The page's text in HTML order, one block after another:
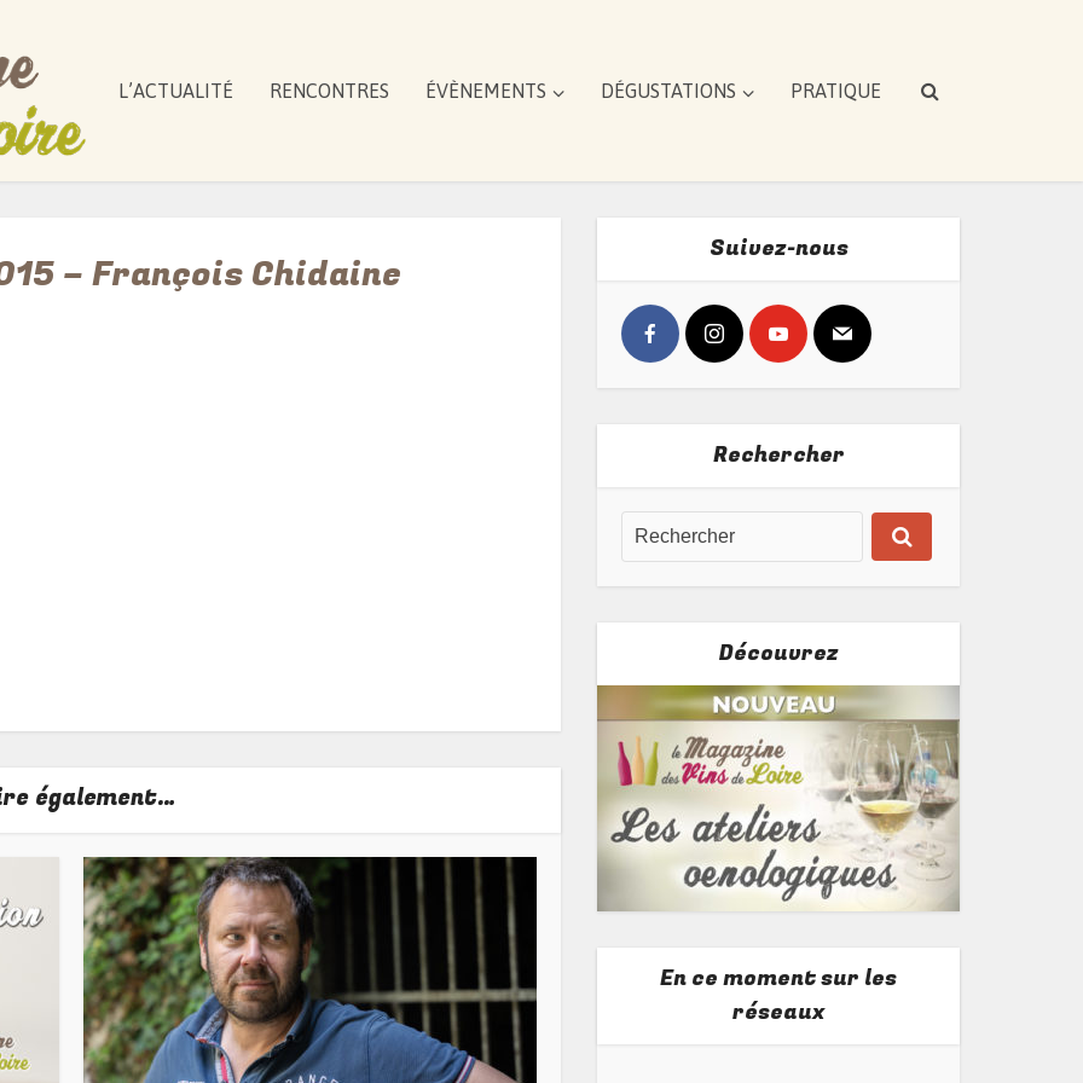
L’ACTUALITÉ RENCONTRES ÉVÈNEMENTS DÉGUSTATIONS PRATIQUE
– François Chidaine
également…
Suivez-nous
Rechercher
Découvrez
En ce moment sur les
réseaux